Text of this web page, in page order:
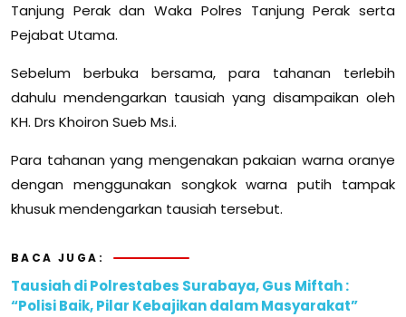
Tanjung Perak dan Waka Polres Tanjung Perak serta
Pejabat Utama.
Sebelum berbuka bersama, para tahanan terlebih
dahulu mendengarkan tausiah yang disampaikan oleh
KH. Drs Khoiron Sueb Ms.i.
Para tahanan yang mengenakan pakaian warna oranye
dengan menggunakan songkok warna putih tampak
khusuk mendengarkan tausiah tersebut.
BACA JUGA:
Tausiah di Polrestabes Surabaya, Gus Miftah :
“Polisi Baik, Pilar Kebajikan dalam Masyarakat”